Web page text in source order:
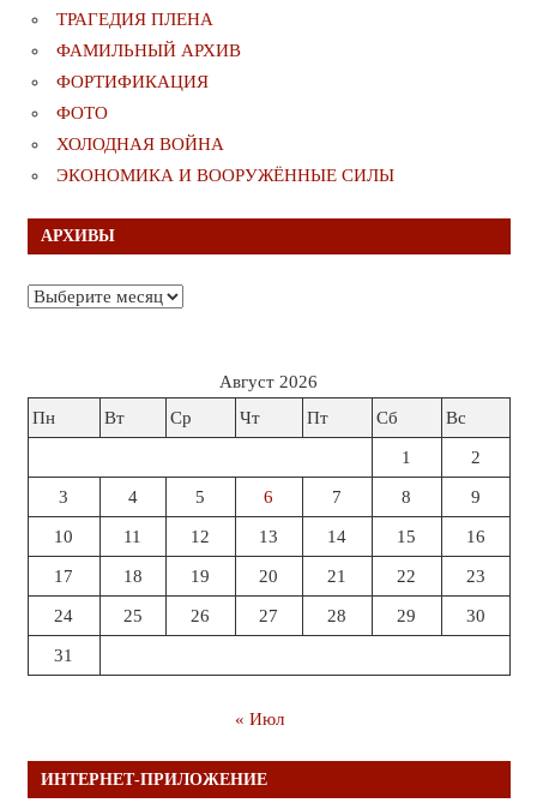
ТРАГЕДИЯ ПЛЕНА
ФАМИЛЬНЫЙ АРХИВ
ФОРТИФИКАЦИЯ
ФОТО
ХОЛОДНАЯ ВОЙНА
ЭКОНОМИКА И ВООРУЖЁННЫЕ СИЛЫ
АРХИВЫ
Архивы
Август 2026
Пн
Вт Ср Чт Пт Сб Вс
1 2
3 4 5 6 7 8 9
10 11 12 13 14 15 16
17 18 19 20 21 22 23
24 25 26 27 28 29 30
31
« Июл
ИНТЕРНЕТ-ПРИЛОЖЕНИЕ